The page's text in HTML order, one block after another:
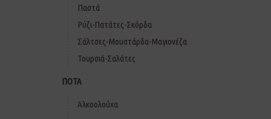
Παστά
Ρύζι-Πατάτες-Σκόρδα
Σάλτσες-Μουστάρδα-Μαγιονέζα
Τουρσιά-Σαλάτες
ΠΟΤΑ
Αλκοολούχα